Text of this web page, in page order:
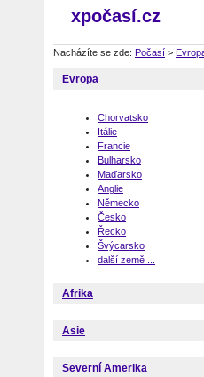
xpočasí.cz
Nacházíte se zde: Počasí >
Evropa
Chorvatsko
Itálie
Francie
Bulharsko
Maďarsko
Anglie
Německo
Česko
Řecko
Švýcarsko
další země ...
Afrika
Asie
Severní Amerika